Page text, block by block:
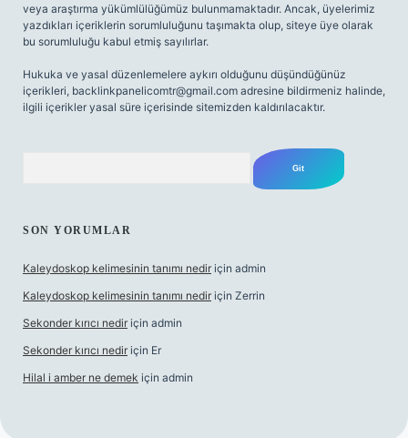
veya araştırma yükümlülüğümüz bulunmamaktadır. Ancak, üyelerimiz
yazdıkları içeriklerin sorumluluğunu taşımakta olup, siteye üye olarak
bu sorumluluğu kabul etmiş sayılırlar.
Hukuka ve yasal düzenlemelere aykırı olduğunu düşündüğünüz
içerikleri, backlinkpanelicomtr@gmail.com adresine bildirmeniz halinde,
ilgili içerikler yasal süre içerisinde sitemizden kaldırılacaktır.
SON YORUMLAR
Kaleydoskop kelimesinin tanımı nedir için admin
Kaleydoskop kelimesinin tanımı nedir için Zerrin
Sekonder kırıcı nedir için admin
Sekonder kırıcı nedir için Er
Hilal i amber ne demek için admin